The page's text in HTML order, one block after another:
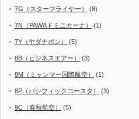
7G（スターフライヤー） (8)
7N（PAWAドミニカーナ） (1)
7Y（ヤダナポン） (5)
8B（ビジネスエアー） (3)
8M（ミャンマー国際航空） (1)
8P（パシフィックコースタ） (3)
9C（春秋航空） (5)